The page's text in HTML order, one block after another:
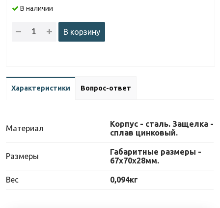
В наличии
В корзину
Характеристики Вопрос-ответ
Материал
Корпус - сталь. Защелка -
сплав цинковый.
Размеры
Габаритные размеры -
67х70х28мм.
Вес 0,094кг